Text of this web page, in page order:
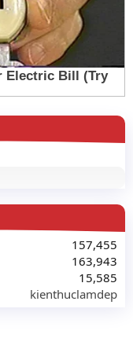
157,455
163,943
15,585
kienthuclamdep